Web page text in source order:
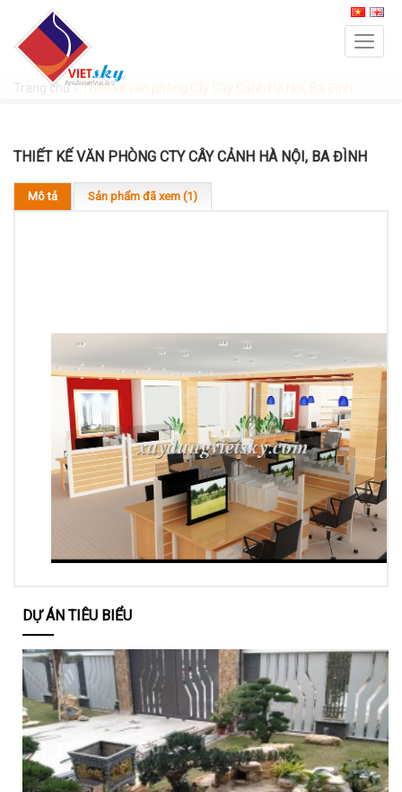
Trang chủ»Thiết kế văn phòng Cty Cây Cảnh Hà Nội, Ba Đình
THIẾT KẾ VĂN PHÒNG CTY CÂY CẢNH HÀ NỘI, BA ĐÌNH
Mô tả Sản phẩm đã xem (1)
DỰ ÁN TIÊU BIỂU